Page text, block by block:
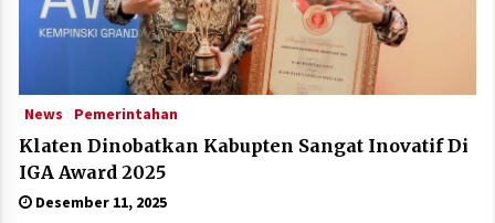
News Pemerintahan
Klaten Dinobatkan Kabupten Sangat Inovatif Di
IGA Award 2025
Desember 11, 2025